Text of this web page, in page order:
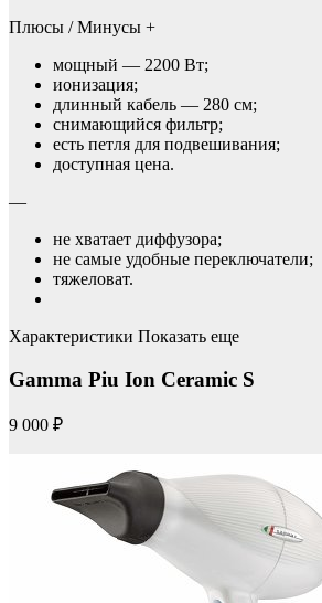
Плюсы / Минусы +
мощный — 2200 Вт;
ионизация;
длинный кабель — 280 см;
снимающийся фильтр;
есть петля для подвешивания;
доступная цена.
—
не хватает диффузора;
не самые удобные переключатели;
тяжеловат.
Характеристики Показать еще
Gamma Piu Ion Ceramic S
9 000 ₽